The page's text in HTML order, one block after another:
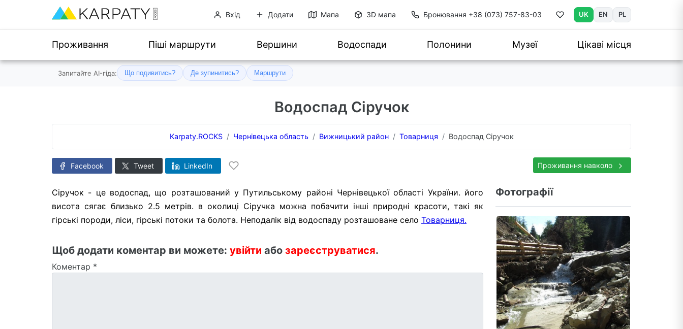
Вхід Додати Мапа 3D мапа Бронювання +38 (073) 757-83-03 UK EN PL
Проживання Піші маршрути Вершини Водоспади Полонини Музеї Цікаві місця
Запитайте AI-гіда: Що подивитись? Де зупинитись? Маршрути
Водоспад Сіручок
Karpaty.ROCKS Чернівецька область Вижницький район Товарниця Водоспад Сіручок
Facebook Tweet LinkedIn Проживання навколо
Сіручок - це водоспад, що розташований у Путильському районі Чернівецької області України. його
висота сягає близько 2.5 метрів. в околиці Сіручка можна побачити інші природні красоти, такі як
гірські породи, ліси, гірські потоки та болота. Неподалік від водоспаду розташоване село Товарниця.
Щоб додати коментар ви можете: увійти або зареєструватися.
Коментар *
Фотографії